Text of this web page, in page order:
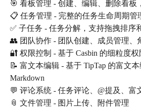
🎯 看板管理 - 创建、编辑、删除看板
📋 任务管理 - 完整的任务生命周期管
✅ 子任务 - 任务分解，支持拖拽排序
👥 团队协作 - 团队创建、成员管理、
🔐 权限控制 - 基于 Casbin 的细粒度
📝 富文本编辑 - 基于 TipTap 的富文
Markdown
💬 评论系统 - 任务评论、@提及、富
📎 文件管理 - 图片上传、附件管理